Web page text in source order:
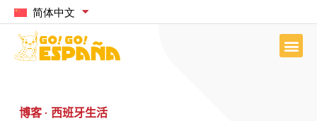
简体中文
博客 · 西班牙生活